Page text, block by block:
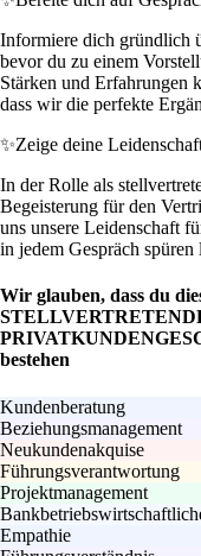
Informiere dich gründlich
bevor du zu einem
Stärken und Erfahrungen
dass wir die perfekte
✨Zeige deine
In der Rolle als
Begeisterung für den
uns unsere Leidenschaft
in jedem Gespräch spüren
Wir glauben, dass du
bestehen
Kundenberatung
Beziehungsmanagement
Neukundenakquise
Führungsverantwortung
Projektmanagement
Empathie